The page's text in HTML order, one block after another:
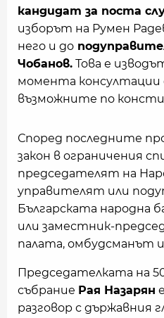
кандидат за поста
изборът на Румен
него и до
Чобанов. Това е
момента
възможните по
Според последните
закон в ограничения
председателят на
управителят или
Българската народна
или заместник-
палата, омбудсманът
Председателката на
събрание Рая Назарян
разговор с държавния